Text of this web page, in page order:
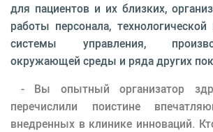
для пациентов и их близких,
работы персонала,
системы управления,
окружающей среды и ряда других
- Вы опытный организатор
перечислили поистине
внедренных в клинике инноваций.